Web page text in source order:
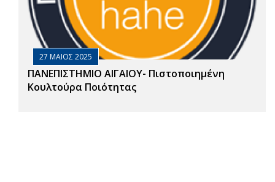
27 ΜΑΙΟΣ 2025
ΠΑΝΕΠΙΣΤΗΜΙΟ ΑΙΓΑΙΟΥ- Πιστοποιημένη
Κουλτούρα Ποιότητας